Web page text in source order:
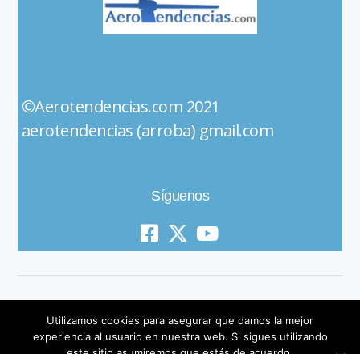
©Aerotendencias.com 2021
aerotendencias (arroba) gmail.com
Síguenos
Utilizamos cookies para asegurar que damos la mejor
experiencia al usuario en nuestra web. Si sigues utilizando